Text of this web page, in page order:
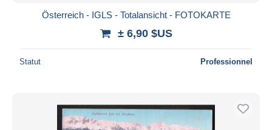
Österreich - IGLS - Totalansicht - FOTOKARTE
± 6,90 $US
Statut Professionnel